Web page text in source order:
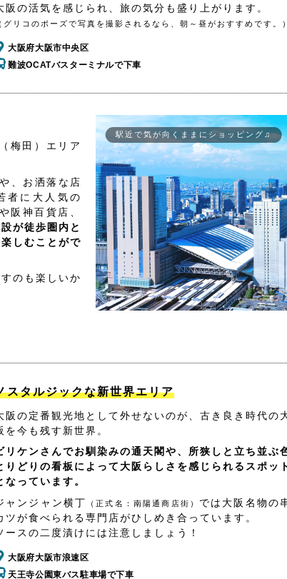
阪の活気を感じられ、旅の気分も盛り上がります。
グリコのポーズで写真を撮影されるなら、朝～昼がおすすめです。
大阪府大阪市中央区
難波OCATバスターミナルで下車
梅田）エリア
、お洒落な店
者に大人気の
阪神百貨店、
が徒歩圏内と
しむことがで
のも楽しいか
駅近で気が向くままにショッピング♫
スタルジックな新世界エリア
阪の定番観光地として外せないのが、古き良き時代の
を今も残す新世界。
リケンさんでお馴染みの通天閣や、所狭しと立ち並ぶ
りどりの看板によって大阪らしさを感じられるスポッ
なっています。
ャンジャン横丁
（正式名：南陽通商店街） では大阪名物の
ツが食べられる専門店がひしめき合っています。
ースの二度漬けには注意しましょう！
大阪府大阪市浪速区
天王寺公園東バス駐車場で下車